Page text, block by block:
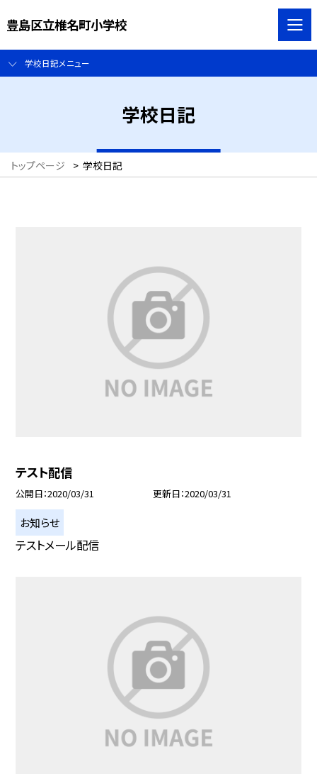
豊島区立椎名町小学校
学校日記メニュー
学校日記
トップページ > 学校日記
テスト配信
公開日 2020/03/31 更新日 2020/03/31
お知らせ
テストメール配信